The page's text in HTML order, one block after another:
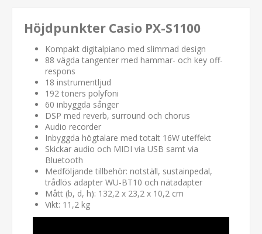
Höjdpunkter Casio PX-S1100
Kompakt digitalpiano med slimmad design
88 vägda tangenter med hammar- och key off-
respons
18 instrumentljud
192 toners polyfoni
60 inbyggda sånger
DSP med reverb, surround och chorus
Audio recorder
Inbyggda högtalare med totalt 16W uteffekt
Skickar audio och MIDI via USB samt via
Bluetooth
Medföljande tillbehör: notställ, sustainpedal,
trådlös adapter WU-BT10 och nätadapter
Mått (b, d, h): 132,2 x 23,2 x 10,2 cm
Vikt: 11,2 kg